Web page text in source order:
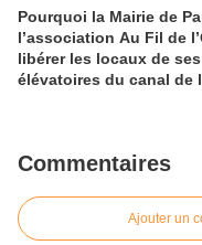
Pourquoi la Mairie de
l’association Au Fil de
libérer les locaux de
élévatoires du canal de
Commentaires
Ajouter un